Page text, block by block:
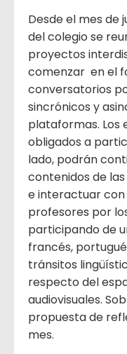
Desde el mes de
del colegio se
proyectos
comenzar en el
conversatorios
sincrónicos y
plataformas. Los
obligados a
lado, podrán
contenidos de
e interactuar
profesores por
participando de
francés,
tránsitos
respecto del
audiovisuales.
propuesta de
mes.